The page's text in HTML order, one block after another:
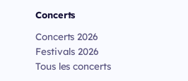
Concerts
Concerts 2026
Festivals 2026
Tous les concerts